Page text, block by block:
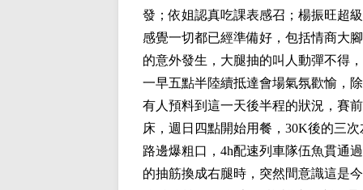
發；依姐認真吃課表感召；楊振旺超
感覺一切都已經準備好，包括情商大
的意外發生，大腿抽的叫人動彈不得
一早五點半陸續抵達會場氣氛歡愉，
有人預料到這一天後半程的狀況，賽
床，週日四點開始用餐，30K後的三
路邊爆粗口，4h配速列車隊伍魚貫通
的抽筋換成右腿時，突然間意識這是